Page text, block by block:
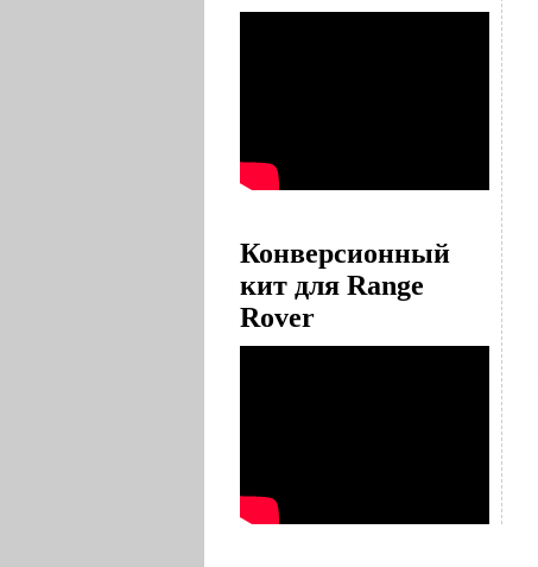
Конверсионный
кит для Range
Rover